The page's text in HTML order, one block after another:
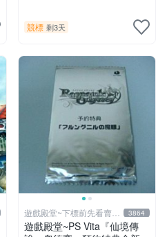
競標 剩3天
遊戲殿堂~下標前先看賣場
關於我
3864
遊戲殿堂~PS Vita『仙境傳